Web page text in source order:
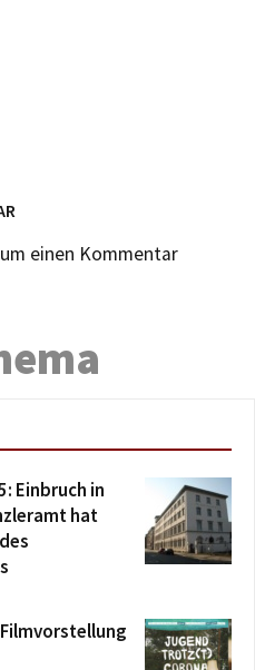
einen Kommentar
Einbruch in
hat